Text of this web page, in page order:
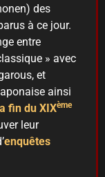
des
à ce jour.
entre
» avec
et
ainsi
fin du XIXème
leur
enquêtes